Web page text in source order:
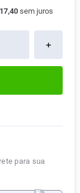
17,40 sem juros
＋
para sua